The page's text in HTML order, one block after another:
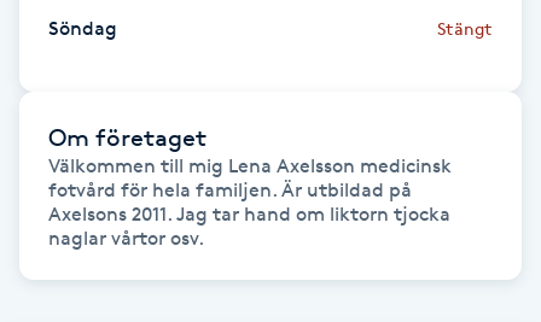
Fransar
Fransborttagning
Söndag Stängt
Om företaget
Välkommen till mig Lena Axelsson medicinsk
fotvård för hela familjen. Är utbildad på
Axelsons 2011. Jag tar hand om liktorn tjocka
naglar vårtor osv.